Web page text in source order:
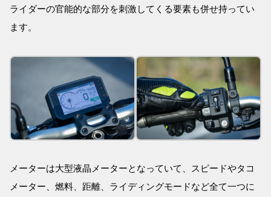
ライダーの官能的な部分を刺激してくる要素も併せ持ってい
ます。
メーターは大型液晶メーターとなっていて、スピードやタコ
メーター、燃料、距離、ライディングモードなど全て一つに